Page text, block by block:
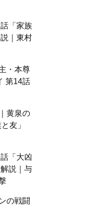
「家族
｜東村
・本尊
第14話
黄泉の
友」
「大凶
説｜与
の戦闘